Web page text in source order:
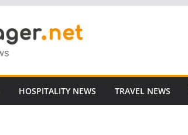
HOSPITALITY NEWS TRAVEL NEWS